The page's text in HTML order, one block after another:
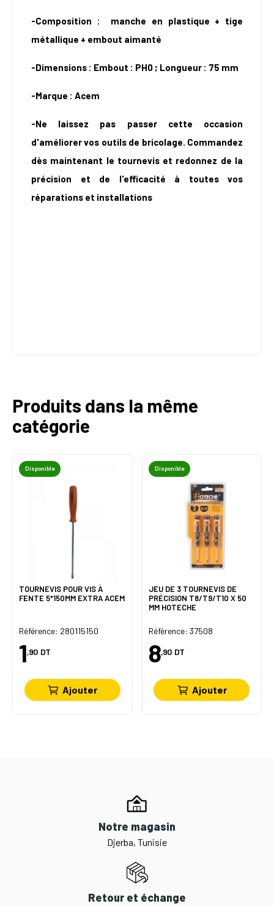
-Composition : manche en plastique + tige
métallique + embout aimanté
-Dimensions : Embout : PH0 ; Longueur : 75 mm
-Marque : Acem
-Ne laissez pas passer cette occasion
d'améliorer vos outils de bricolage. Commandez
dès maintenant le tournevis et redonnez de la
précision et de l'efficacité à toutes vos
réparations et installations
Produits dans la même
catégorie
Disponible
TOURNEVIS POUR VIS À
FENTE 5*150MM EXTRA ACEM
Référence: 280115150
1,90 DT
Ajouter
Disponible
JEU DE 3 TOURNEVIS DE
PRÉCISION T8/T9/T10 X 50
MM HOTECHE
Référence: 37508
8,90 DT
Ajouter
Notre magasin
Djerba, Tunisie
Retour et échange